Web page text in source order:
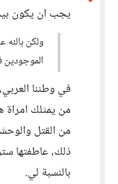
يجب ان يكون
ولكن
الموجودين
في وطننا
من يمثلك
من القتل
ذلك، عاطفتها
بالنسبة لي.